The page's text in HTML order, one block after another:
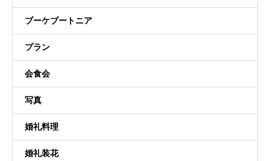
ブーケブートニア
プラン
会食会
写真
婚礼料理
婚礼装花